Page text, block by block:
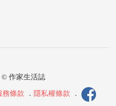
© 作家生活誌
務條款 ． 隱私權條款 ．